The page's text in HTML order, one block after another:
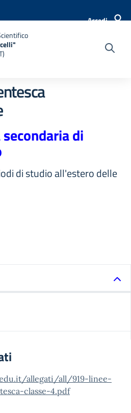
Accedi
di
di studio all'estero delle
allegati/all/919-linee-
classe-4.pdf